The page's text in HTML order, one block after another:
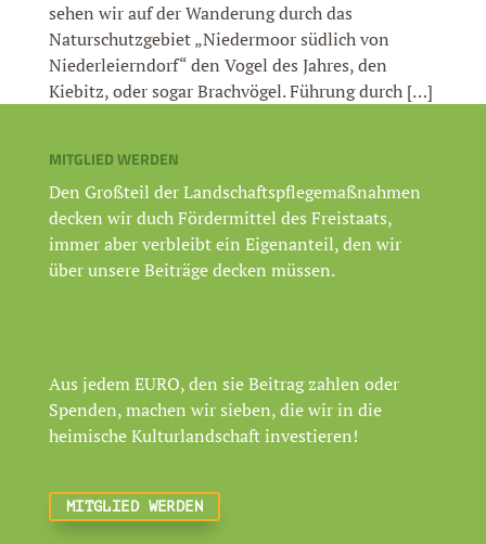
sehen wir auf der Wanderung durch das
Naturschutzgebiet „Niedermoor südlich von
Niederleierndorf“ den Vogel des Jahres, den
Kiebitz, oder sogar Brachvögel. Führung durch […]
MITGLIED WERDEN
Den Großteil der Landschaftspflegemaßnahmen
decken wir duch Fördermittel des Freistaats,
immer aber verbleibt ein Eigenanteil, den wir
über unsere Beiträge decken müssen.
Aus jedem EURO, den sie Beitrag zahlen oder
Spenden, machen wir sieben, die wir in die
heimische Kulturlandschaft investieren!
MITGLIED WERDEN